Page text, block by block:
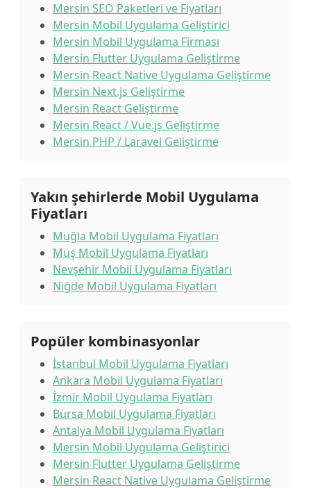
Mersin SEO Paketleri ve Fiyatları
Mersin Mobil Uygulama Geliştirici
Mersin Mobil Uygulama Firması
Mersin Flutter Uygulama Geliştirme
Mersin React Native Uygulama Geliştirme
Mersin Next.js Geliştirme
Mersin React Geliştirme
Mersin React / Vue.js Geliştirme
Mersin PHP / Laravel Geliştirme
Yakın şehirlerde Mobil Uygulama
Fiyatları
Muğla Mobil Uygulama Fiyatları
Muş Mobil Uygulama Fiyatları
Nevşehir Mobil Uygulama Fiyatları
Niğde Mobil Uygulama Fiyatları
Popüler kombinasyonlar
İstanbul Mobil Uygulama Fiyatları
Ankara Mobil Uygulama Fiyatları
İzmir Mobil Uygulama Fiyatları
Bursa Mobil Uygulama Fiyatları
Antalya Mobil Uygulama Fiyatları
Mersin Mobil Uygulama Geliştirici
Mersin Flutter Uygulama Geliştirme
Mersin React Native Uygulama Geliştirme